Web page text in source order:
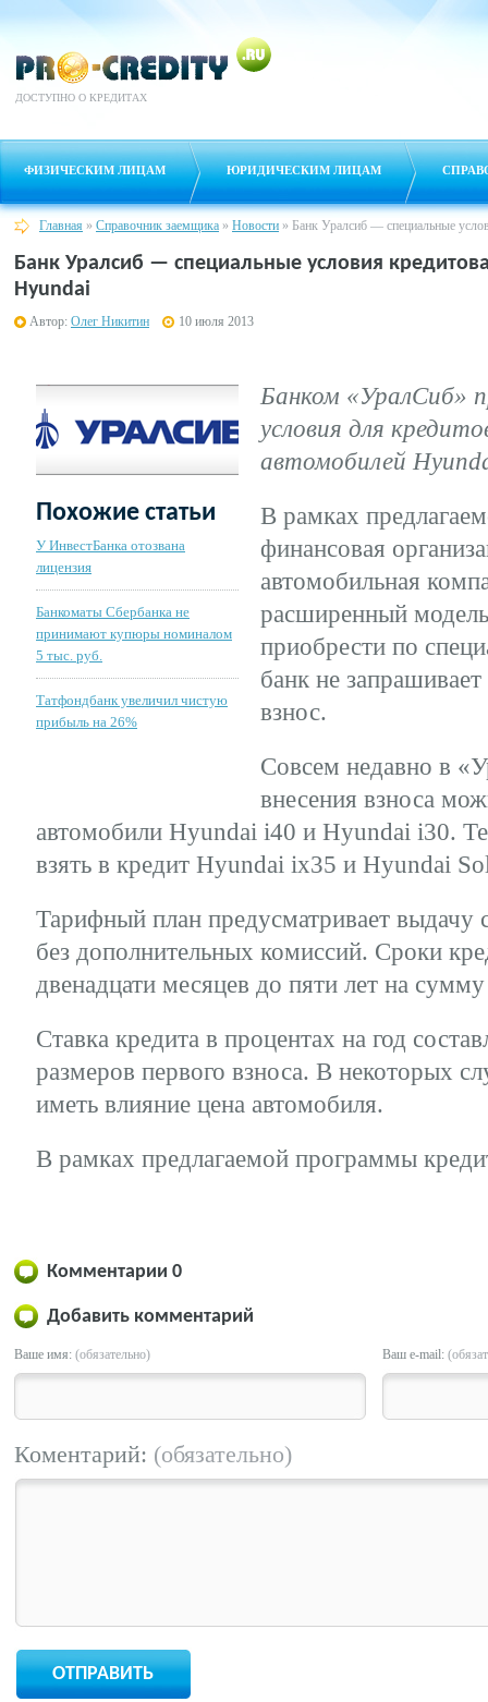
ДОСТУПНО О КРЕДИТАХ
ФИЗИЧЕСКИМ ЛИЦАМ ЮРИДИЧЕСКИМ ЛИЦАМ
Главная » Справочник заемщика » Новости » Банк Уралсиб — специальные
Банк Уралсиб — специальные условия
Hyundai
Автор: Олег Никитин 10 июля 2013
Похожие статьи
У ИнвестБанка отозвана
лицензия
Банкоматы Сбербанка не
принимают купюры номиналом
5 тыс. руб.
Татфондбанк увеличил чистую
прибыль на 26%
Банком «УралСиб»
условия для
автомобилей
В рамках
финансовая
автомобильная
расширенный
приобрести по
банк не
взнос.
Совсем недавно в
внесения взноса
автомобили Hyundai i40 и Hyundai i30.
взять в кредит Hyundai ix35 и Hyundai
Тарифный план предусматривает выдачу
без дополнительных комиссий. Сроки
двенадцати месяцев до пяти лет на
Ставка кредита в процентах на год
размеров первого взноса. В некоторых
иметь влияние цена автомобиля.
В рамках предлагаемой программы
Комментарии 0
Добавить комментарий
Ваше имя: (обязательно) Ваш e-mail:
Коментарий: (обязательно)